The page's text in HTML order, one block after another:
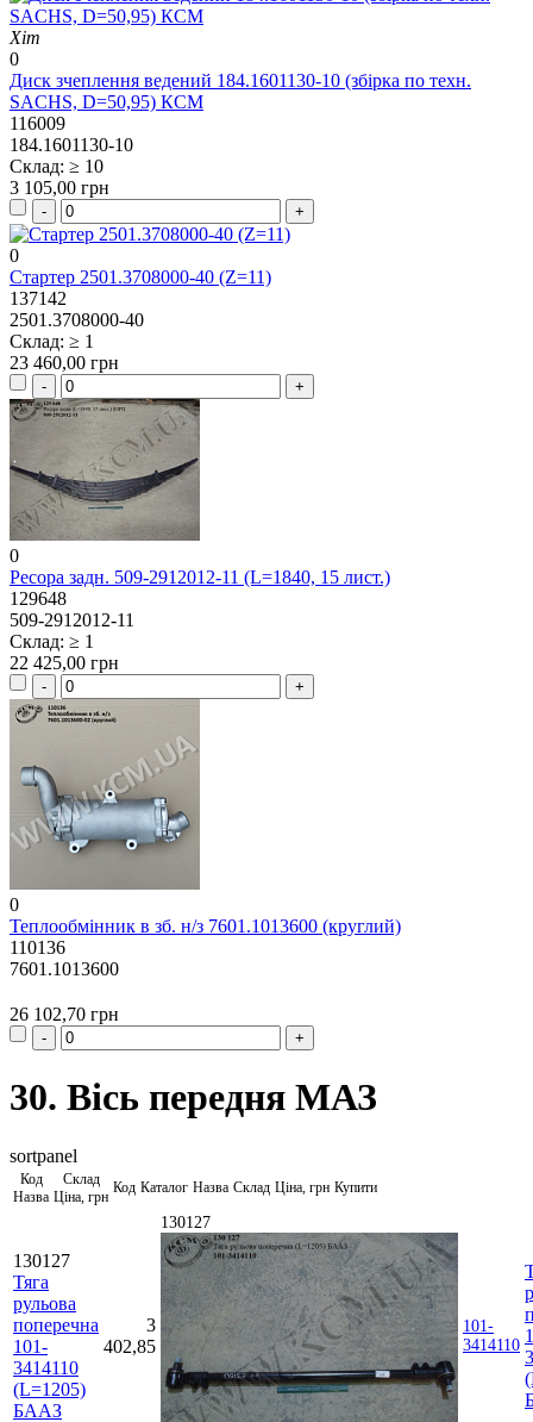
Хіт
0
Диск зчеплення ведений 184.1601130-10 (збірка по техн.
SACHS, D=50,95) КСМ
116009
184.1601130-10
Склад: ≥ 10
3 105,00 грн
0
Стартер 2501.3708000-40 (Z=11)
137142
2501.3708000-40
Склад: ≥ 1
23 460,00 грн
0
Ресора задн. 509-2912012-11 (L=1840, 15 лист.)
129648
509-2912012-11
Склад: ≥ 1
22 425,00 грн
0
Теплообмінник в зб. н/з 7601.1013600 (круглий)
110136
7601.1013600
26 102,70 грн
30. Вісь передня МАЗ
sortpanel
Код
Назва
Склад
Ціна, грн
Код Каталог Назва Склад Ціна, грн Купити
130127
Тяга
рульова
поперечна
101-
3414110
(L=1205)
БААЗ
3
402,85
130127
101-
3414110